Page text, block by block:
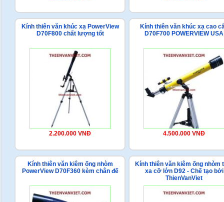
Kính thiên văn khúc xạ PowerView
D70F800 chất lượng tốt
2.200.000 VNĐ
Kính thiên văn khúc xạ cao
D70F700 POWERVIEW USA
4.500.000 VNĐ
Kính thiên văn kiêm ống nhòm
PowerView D70F360 kèm chân đế
Kính thiên văn kiêm ống nhòm
xa cỡ lớn D92 - Chế tạo bởi
ThienVanViet